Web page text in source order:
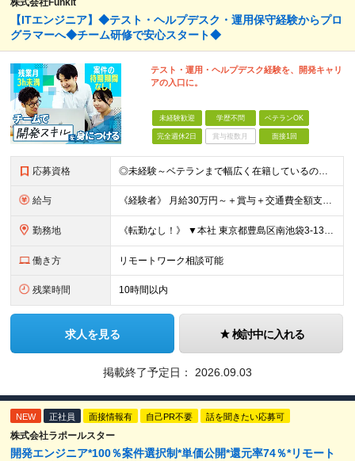
株式会社Funkit
【ITエンジニア】◆テスト・ヘルプデスク・運用保守経験からプロ
グラマーへ◆チーム研修で安心スタート◆
テスト・運用・ヘルプデスク経験を、開発キャリ
アの入口に。
未経験歓迎 学歴不問 ベテランOK
完全週休2日 賞与複数月 面接1回
応募資格 ◎未経験～ベテランまで幅広く在籍しているので大丈夫！◎ ＼こんなアナタにピッタリです♪／ ◆IT業界で手に職を付けて活躍したい方 ◆サポート体制が整っている会社で働きたい方 ◆フラットな社風の会社で
給与 《経験者》 月給30万円～＋賞与＋交通費全額支給 《未経験者》 月給23万円～＋賞与＋交通費全額支給 ※上記月給には固定残業代（20時間分／《経験者》40,600円～《未経験者》31,100円～）
勤務地 《転勤なし！》 ▼本社 東京都豊島区南池袋3-13-8 ホウエイビル9F ▼開発拠点 東京都豊島区南池袋3-13-5 KJ南池袋ビル4階 【東京本社or首都圏の各プロジェクト先】 ▼各プロジェクト
働き方 リモートワーク相談可能
残業時間 10時間以内
求人を見る 検討中に入れる
掲載終了予定日： 2026.09.03
NEW 正社員 面接情報有 自己PR不要 話を聞きたい応募可
株式会社ラポールスター
開発エンジニア*100％案件選択制*単価公開*還元率74％*リモート